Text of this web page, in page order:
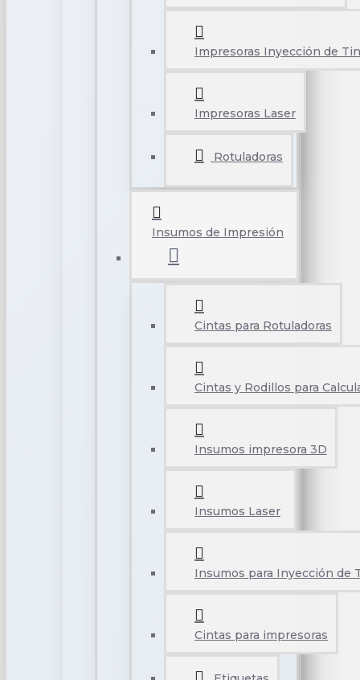
Impresoras Inyección de
Impresoras Laser
Rotuladoras
Insumos de Impresión
Cintas para Rotuladoras
Cintas y Rodillos para
Insumos impresora 3D
Insumos Laser
Insumos para Inyección de
Cintas para impresoras